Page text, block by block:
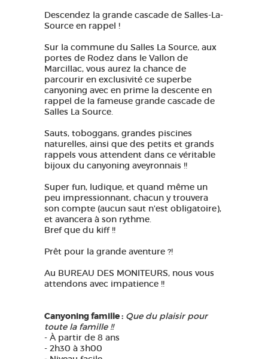
Descendez la grande cascade de Salles-La-
Source en rappel !
Sur la commune du Salles La Source, aux
portes de Rodez dans le Vallon de
Marcillac, vous aurez la chance de
parcourir en exclusivité ce superbe
canyoning avec en prime la descente en
rappel de la fameuse grande cascade de
Salles La Source.
Sauts, toboggans, grandes piscines
naturelles, ainsi que des petits et grands
rappels vous attendent dans ce véritable
bijoux du canyoning aveyronnais !!
Super fun, ludique, et quand même un
peu impressionnant, chacun y trouvera
son compte (aucun saut n'est obligatoire),
et avancera à son rythme.
Bref que du kiff !!
Prêt pour la grande aventure ?!
Au BUREAU DES MONITEURS, nous vous
attendons avec impatience !!
Canyoning famille : Que du plaisir pour
toute la famille !!
- À partir de 8 ans
- 2h30 à 3h00